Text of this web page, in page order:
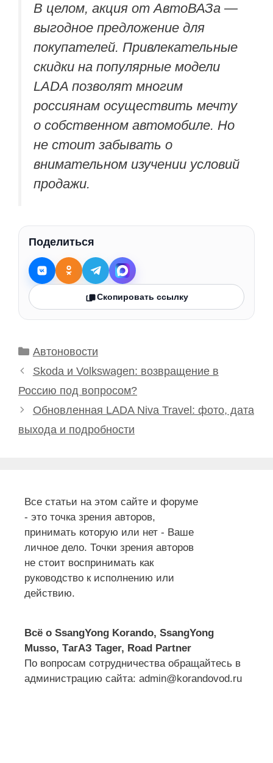
В целом, акция от АвтоВАЗа —
выгодное предложение для
покупателей. Привлекательные
скидки на популярные модели
LADA позволят многим
россиянам осуществить мечту
о собственном автомобиле. Но
не стоит забывать о
внимательном изучении условий
продажи.
Поделиться
Скопировать ссылку
Рубрики
Автоновости
Skoda и Volkswagen: возвращение в
Россию под вопросом?
Обновленная LADA Niva Travel: фото, дата
выхода и подробности
Все статьи на этом сайте и форуме
- это точка зрения авторов,
принимать которую или нет - Ваше
личное дело. Точки зрения авторов
не стоит воспринимать как
руководство к исполнению или
действию.
Всё о SsangYong Korando, SsangYong
Musso, ТагАЗ Tager, Road Partner
По вопросам сотрудничества обращайтесь в
администрацию сайта: admin@korandovod.ru